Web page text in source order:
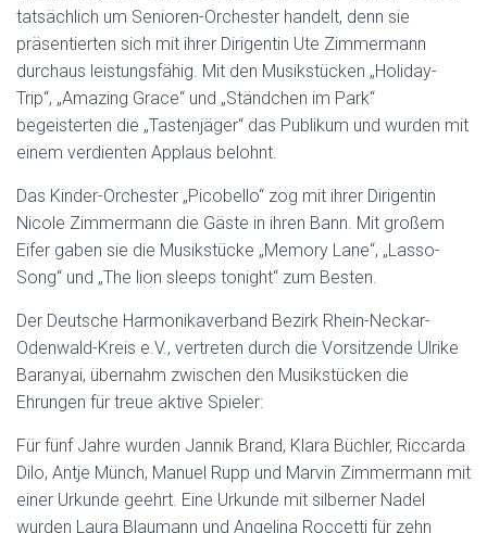
tatsächlich um Senioren-Orchester handelt, denn sie
präsentierten sich mit ihrer Dirigentin Ute Zimmermann
durchaus leistungsfähig. Mit den Musikstücken „Holiday-
Trip“, „Amazing Grace“ und „Ständchen im Park“
begeisterten die „Tastenjäger“ das Publikum und wurden mit
einem verdienten Applaus belohnt.
Das Kinder-Orchester „Picobello“ zog mit ihrer Dirigentin
Nicole Zimmermann die Gäste in ihren Bann. Mit großem
Eifer gaben sie die Musikstücke „Memory Lane“, „Lasso-
Song“ und „The lion sleeps tonight“ zum Besten.
Der Deutsche Harmonikaverband Bezirk Rhein-Neckar-
Odenwald-Kreis e.V., vertreten durch die Vorsitzende Ulrike
Baranyai, übernahm zwischen den Musikstücken die
Ehrungen für treue aktive Spieler:
Für fünf Jahre wurden Jannik Brand, Klara Büchler, Riccarda
Dilo, Antje Münch, Manuel Rupp und Marvin Zimmermann mit
einer Urkunde geehrt. Eine Urkunde mit silberner Nadel
wurden Laura Blaumann und Angelina Roccetti für zehn